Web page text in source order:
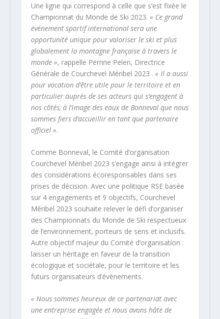
Une ligne qui correspond à celle que s’est fixée le
Championnat du Monde de Ski 2023. « Ce grand
événement sportif international sera une
opportunité unique pour valoriser le ski et plus
globalement la montagne française à travers le
monde », rappelle Perrine Pelen, Directrice
Générale de Courchevel Méribel 2023 . « Il a aussi
pour vocation d’être utile pour le territoire et en
particulier auprès de ses acteurs qui s’engagent à
nos côtés, à l’image des eaux de Bonneval que nous
sommes fiers d’accueillir en tant que partenaire
officiel ».
Comme Bonneval, le Comité d’organisation
Courchevel Méribel 2023 s’engage ainsi à intégrer
des considérations écoresponsables dans ses
prises de décision. Avec une politique RSE basée
sur 4 engagements et 9 objectifs, Courchevel
Méribel 2023 souhaite relever le défi d’organiser
des Championnats du Monde de Ski respectueux
de l’environnement, porteurs de sens et inclusifs.
Autre objectif majeur du Comité d’organisation :
laisser un héritage en faveur de la transition
écologique et sociétale, pour le territoire et les
futurs organisateurs d’évènements.
« Nous sommes heureux de ce partenariat avec
une entreprise engagée et nous avons hâte de